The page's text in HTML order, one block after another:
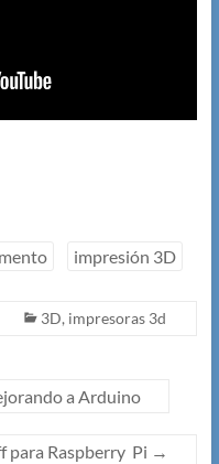
impresión 3D
3D, impresoras 3d
a Arduino
para Raspberry Pi →